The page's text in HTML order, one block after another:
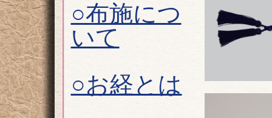
○布施につ
いて
○お経とは